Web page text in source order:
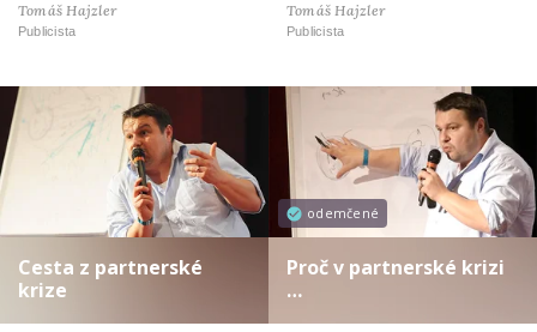
Tomáš Hajzler
Publicista
Tomáš Hajzler
Publicista
Cesta z partnerské
krize
odemčené
Proč v partnerské krizi
…